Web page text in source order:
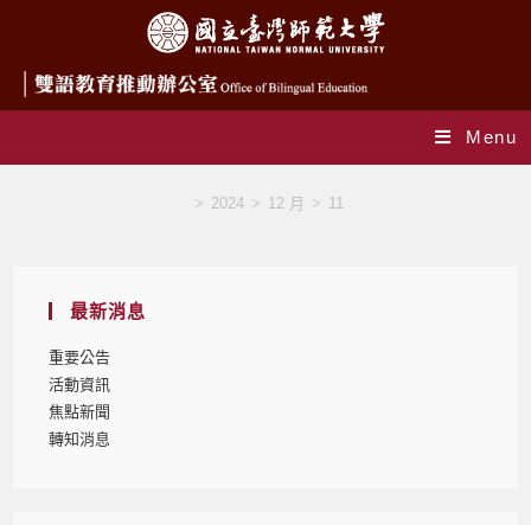
Menu
> 2024 > 12 月 > 11
最新消息
重要公告
活動資訊
焦點新聞
轉知消息